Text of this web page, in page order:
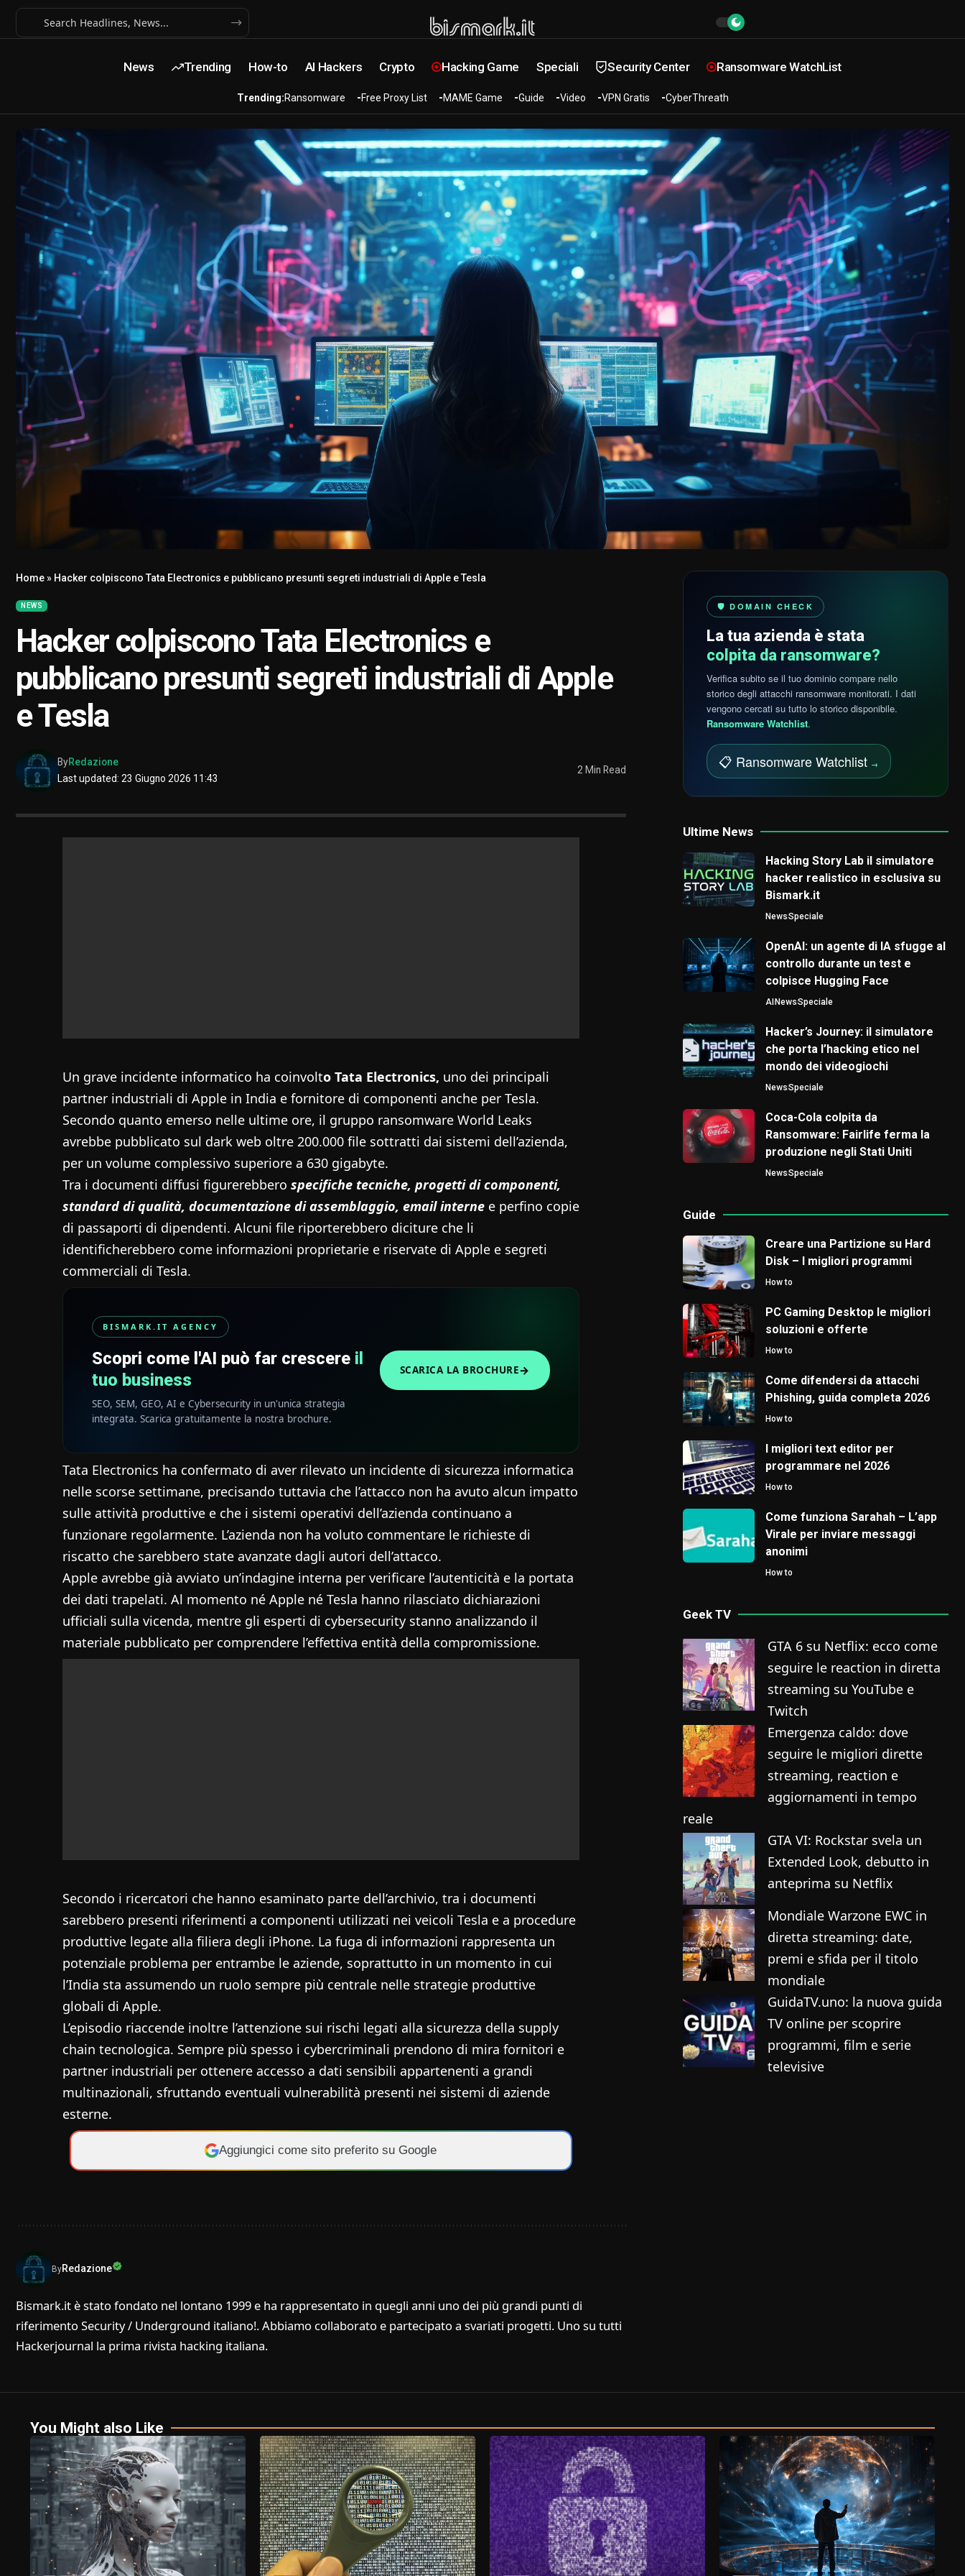
News Trending How-to AI Hackers Crypto Hacking Game Speciali Security Center Ransomware WatchList
Trending:Ransomware Free Proxy List MAME Game Guide Video VPN Gratis CyberThreath
Home» Hacker colpiscono Tata Electronics e pubblicano presunti segreti industriali di Apple e Tesla
NEWS
Hacker colpiscono Tata Electronics e
pubblicano presunti segreti industriali di Apple
e Tesla
Last updated: 23 Giugno 2026 11:43
ByRedazione
2 Min Read
Un grave incidente informatico ha coinvolto Tata Electronics, uno dei principali
partner industriali di Apple in India e fornitore di componenti anche per Tesla.
Secondo quanto emerso nelle ultime ore, il gruppo ransomware World Leaks
avrebbe pubblicato sul dark web oltre 200.000 file sottratti dai sistemi dell’azienda,
per un volume complessivo superiore a 630 gigabyte.
Tra i documenti diffusi figurerebbero specifiche tecniche, progetti di componenti,
standard di qualità, documentazione di assemblaggio, email interne e perfino copie
di passaporti di dipendenti. Alcuni file riporterebbero diciture che li
identificherebbero come informazioni proprietarie e riservate di Apple e segreti
commerciali di Tesla.
BISMARK.IT AGENCY
Scopri come l'AI può far crescere il
tuo business
SEO, SEM, GEO, AI e Cybersecurity in un'unica strategia
integrata. Scarica gratuitamente la nostra brochure.
SCARICA LA BROCHURE→
Tata Electronics ha confermato di aver rilevato un incidente di sicurezza informatica
nelle scorse settimane, precisando tuttavia che l’attacco non ha avuto alcun impatto
sulle attività produttive e che i sistemi operativi dell’azienda continuano a
funzionare regolarmente. L’azienda non ha voluto commentare le richieste di
riscatto che sarebbero state avanzate dagli autori dell’attacco.
Apple avrebbe già avviato un’indagine interna per verificare l’autenticità e la portata
dei dati trapelati. Al momento né Apple né Tesla hanno rilasciato dichiarazioni
ufficiali sulla vicenda, mentre gli esperti di cybersecurity stanno analizzando il
materiale pubblicato per comprendere l’effettiva entità della compromissione.
Secondo i ricercatori che hanno esaminato parte dell’archivio, tra i documenti
sarebbero presenti riferimenti a componenti utilizzati nei veicoli Tesla e a procedure
produttive legate alla filiera degli iPhone. La fuga di informazioni rappresenta un
potenziale problema per entrambe le aziende, soprattutto in un momento in cui
l’India sta assumendo un ruolo sempre più centrale nelle strategie produttive
globali di Apple.
L’episodio riaccende inoltre l’attenzione sui rischi legati alla sicurezza della supply
chain tecnologica. Sempre più spesso i cybercriminali prendono di mira fornitori e
partner industriali per ottenere accesso a dati sensibili appartenenti a grandi
multinazionali, sfruttando eventuali vulnerabilità presenti nei sistemi di aziende
esterne.
Aggiungici come sito preferito su Google
ByRedazione
Bismark.it è stato fondato nel lontano 1999 e ha rappresentato in quegli anni uno dei più grandi punti di
riferimento Security / Underground italiano!. Abbiamo collaborato e partecipato a svariati progetti. Uno su tutti
Hackerjournal la prima rivista hacking italiana.
🛡️ DOMAIN CHECK
La tua azienda è stata
colpita da ransomware?
Verifica subito se il tuo dominio compare nello
storico degli attacchi ransomware monitorati. I dati
vengono cercati su tutto lo storico disponibile.
Ransomware Watchlist.
📋 Ransomware Watchlist →
Ultime News
Hacking Story Lab il simulatore
hacker realistico in esclusiva su
Bismark.it
NewsSpeciale
OpenAI: un agente di IA sfugge al
controllo durante un test e
colpisce Hugging Face
AINewsSpeciale
Hacker’s Journey: il simulatore
che porta l’hacking etico nel
mondo dei videogiochi
NewsSpeciale
Coca-Cola colpita da
Ransomware: Fairlife ferma la
produzione negli Stati Uniti
NewsSpeciale
Guide
Creare una Partizione su Hard
Disk – I migliori programmi
How to
PC Gaming Desktop le migliori
soluzioni e offerte
How to
Come difendersi da attacchi
Phishing, guida completa 2026
How to
I migliori text editor per
programmare nel 2026
How to
Come funziona Sarahah – L’app
Virale per inviare messaggi
anonimi
How to
Geek TV
GTA 6 su Netflix: ecco come
seguire le reaction in diretta
streaming su YouTube e
Twitch
Emergenza caldo: dove
seguire le migliori dirette
streaming, reaction e
aggiornamenti in tempo
reale
GTA VI: Rockstar svela un
Extended Look, debutto in
anteprima su Netflix
Mondiale Warzone EWC in
diretta streaming: date,
premi e sfida per il titolo
mondiale
GuidaTV.uno: la nuova guida
TV online per scoprire
programmi, film e serie
televisive
You Might also Like